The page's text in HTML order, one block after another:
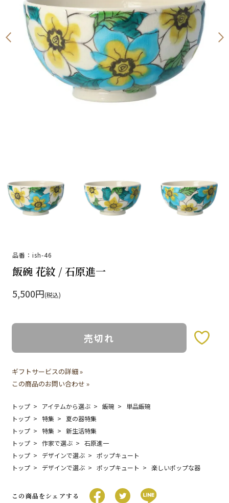
品番：ish-46
飯碗 花紋 / 石原進一
5,500円(税込)
売切れ
ギフトサービスの詳細 »
この商品のお問い合わせ »
トップ アイテムから選ぶ 飯碗
単品飯碗
トップ
特集
夏の器特集
トップ
特集
新生活特集
トップ
作家で選ぶ
石原進一
トップ
デザインで選ぶ
ポップキュート
トップ
デザインで選ぶ ポップキュート 楽しいポップな器
この商品をシェアする